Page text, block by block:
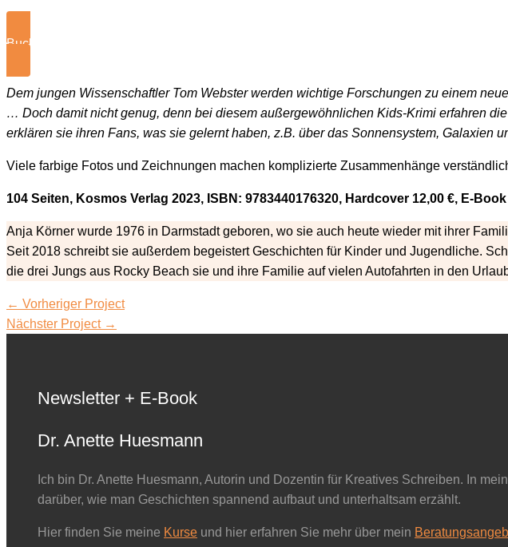
Buch kaufen
Dem jungen Wissenschaftler Tom Webster werden wichtige Forschungen zu einem
… Doch damit nicht genug, denn bei diesem außergewöhnlichen Kids-Krimi erfahren
erklären sie ihren Fans, was sie gelernt haben, z.B. über das Sonnensystem, Galaxien
Viele farbige Fotos und Zeichnungen machen komplizierte Zusammenhänge
104 Seiten, Kosmos Verlag 2023, ISBN: 9783440176320, Hardcover 12,00 €, E-Book
Anja Körner wurde 1976 in Darmstadt geboren, wo sie auch heute wieder mit ihrer
Seit 2018 schreibt sie außerdem begeistert Geschichten für Kinder und Jugendliche.
die drei Jungs aus Rocky Beach sie und ihre Familie auf vielen Autofahrten in den
← Vorheriger Project
Nächster Project →
Newsletter + E-Book
Dr. Anette Huesmann
Ich bin Dr. Anette Huesmann, Autorin und Dozentin für Kreatives Schreiben. In
darüber, wie man Geschichten spannend aufbaut und unterhaltsam erzählt.
Hier finden Sie meine Kurse und hier erfahren Sie mehr über mein